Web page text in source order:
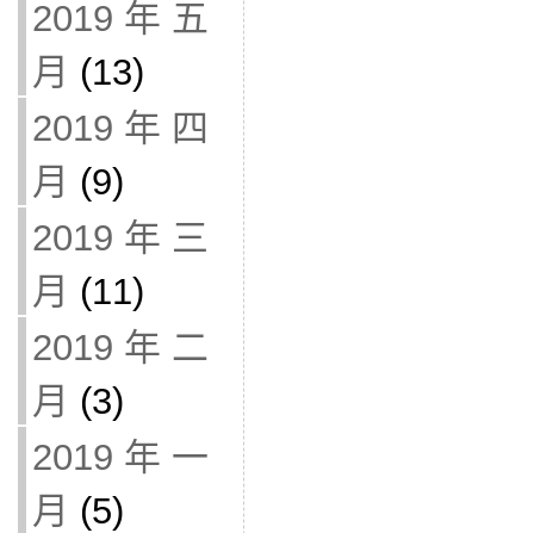
2019 年 五
月 (13)
2019 年 四
月 (9)
2019 年 三
月 (11)
2019 年 二
月 (3)
2019 年 一
月 (5)